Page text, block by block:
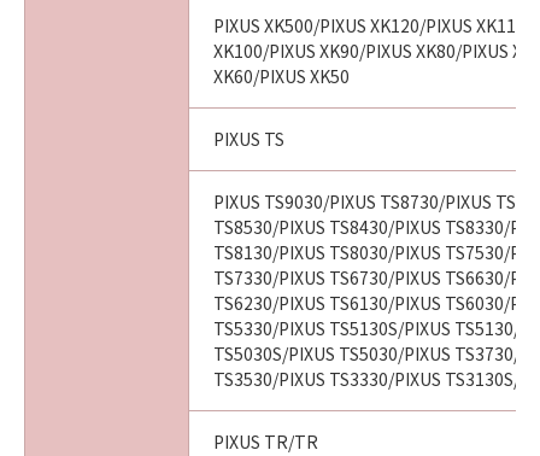
PIXUS XK500/PIXUS XK120/PIXUS XK110/
XK100/PIXUS XK90/PIXUS XK80/PIXUS
XK60/PIXUS XK50
PIXUS TS
PIXUS TS9030/PIXUS TS8730/PIXUS
TS8530/PIXUS TS8430/PIXUS TS8330/
TS8130/PIXUS TS8030/PIXUS TS7530/
TS7330/PIXUS TS6730/PIXUS TS6630/
TS6230/PIXUS TS6130/PIXUS TS6030/
TS5330/PIXUS TS5130S/PIXUS TS5130/
TS5030S/PIXUS TS5030/PIXUS TS3730/
TS3530/PIXUS TS3330/PIXUS TS3130S/
PIXUS TR/TR